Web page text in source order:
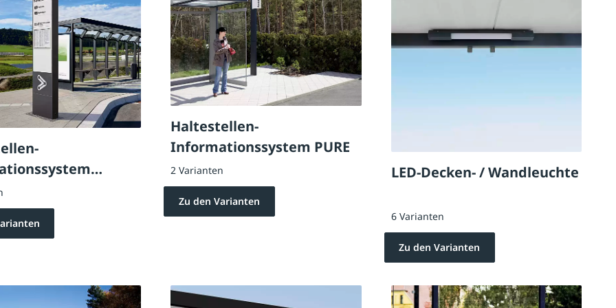
Haltestellen-
Informationssystem PURE
2 Varianten
Zu den Varianten
LED-Decken- / Wandleuchte
6 Varianten
Zu den Varianten